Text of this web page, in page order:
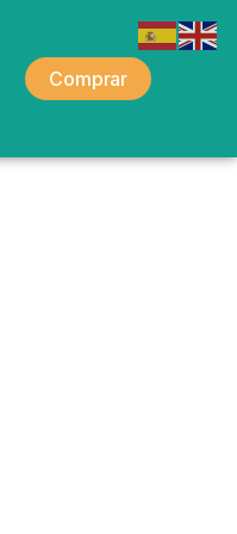
Comprar